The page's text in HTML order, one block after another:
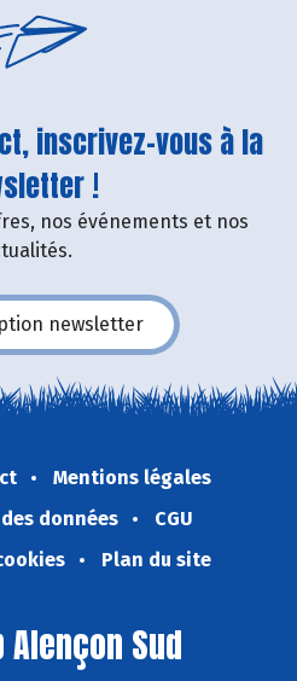
inscrivez-vous à la
!
nos événements et nos
newsletter
Mentions légales
données
CGU
Plan du site
Alençon Sud